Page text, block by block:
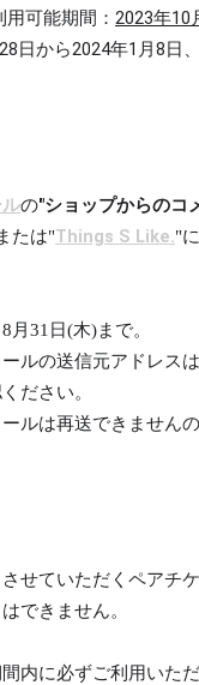
可能期間： 2023年10
日から2024年1月8日
の"ショップからのコ
たは"Things S Like."
8月31日(木)まで。
ールの送信元アドレスは
ださい。
ルは再送できません
させていただくペアチ
できません。
間内に必ずご利用いた